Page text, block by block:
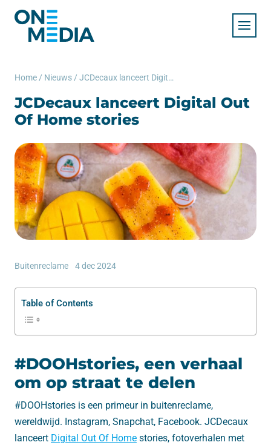
Home / Nieuws / JCDecaux lanceert Digital Out Of Home stories
JCDecaux lanceert Digital Out
Of Home stories
Buitenreclame 4 dec 2024
Table of Contents
#DOOHstories, een verhaal
om op straat te delen
#DOOHstories is een primeur in buitenreclame,
wereldwijd. Instagram, Snapchat, Facebook. JCDecaux
lanceert Digital Out Of Home stories, fotoverhalen met